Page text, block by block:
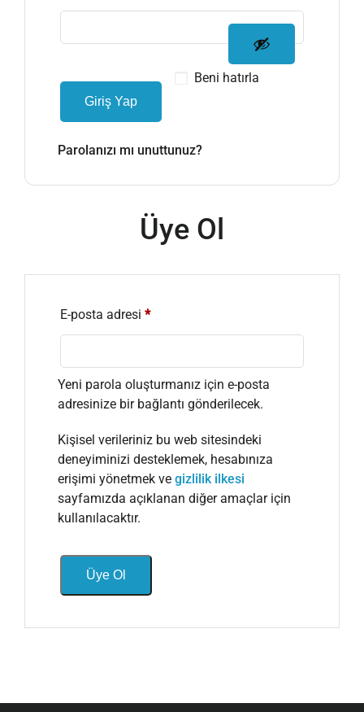
Beni hatırla
Giriş Yap
Parolanızı mı unuttunuz?
Üye Ol
E-posta adresi *
Yeni parola oluşturmanız için e-posta
adresinize bir bağlantı gönderilecek.
Kişisel verileriniz bu web sitesindeki
deneyiminizi desteklemek, hesabınıza
erişimi yönetmek ve gizlilik ilkesi
sayfamızda açıklanan diğer amaçlar için
kullanılacaktır.
Üye Ol